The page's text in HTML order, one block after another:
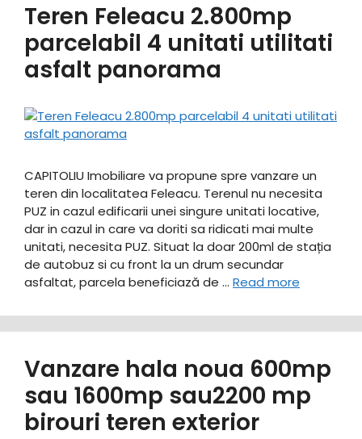
Teren Feleacu 2.800mp
parcelabil 4 unitati utilitati
asfalt panorama
CAPITOLIU Imobiliare va propune spre vanzare un
teren din localitatea Feleacu. Terenul nu necesita
PUZ in cazul edificarii unei singure unitati locative,
dar in cazul in care va doriti sa ridicati mai multe
unitati, necesita PUZ. Situat la doar 200ml de stația
de autobuz si cu front la un drum secundar
asfaltat, parcela beneficiază de … Read more
Vanzare hala noua 600mp
sau 1600mp sau2200 mp
birouri teren exterior